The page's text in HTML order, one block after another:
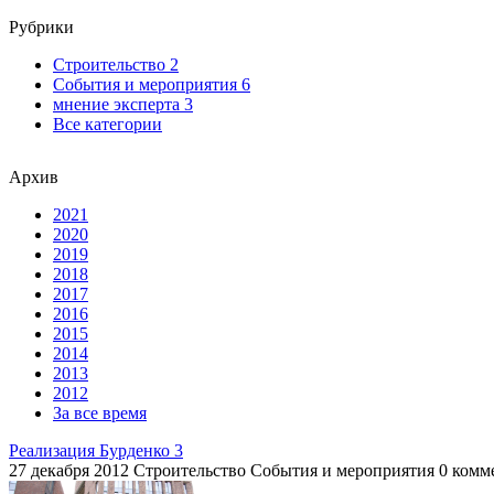
Рубрики
Строительство 2
События и мероприятия 6
мнение эксперта 3
Все категории
Архив
2021
2020
2019
2018
2017
2016
2015
2014
2013
2012
За все время
Реализация Бурденко 3
27 декабря 2012 Строительство События и мероприятия 0